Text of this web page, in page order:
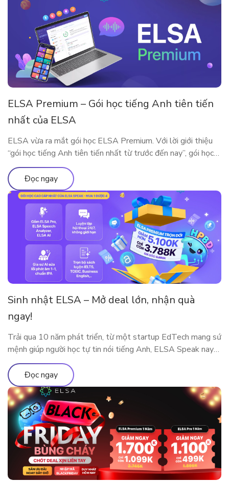
ELSA Premium – Gói học tiếng Anh tiên tiến
nhất của ELSA
ELSA vừa ra mắt gói học ELSA Premium. Với lời giới thiệu
“gói học tiếng Anh tiên tiến nhất từ trước đến nay”, gói học
này bao gồm những gì?
Đọc ngay
Sinh nhật ELSA – Mở deal lớn, nhận quà
ngay!
Trải qua 10 năm phát triển, từ một startup EdTech mang sứ
mệnh giúp người học tự tin nói tiếng Anh, ELSA Speak nay
đã trở thành nền tảng luyện phát âm và giao tiếp ứng dụng
AI được hàng triệu người dùng tại nhiều quốc gia tin tưởng
lựa chọn. Cột mốc 10 năm […]
Đọc ngay